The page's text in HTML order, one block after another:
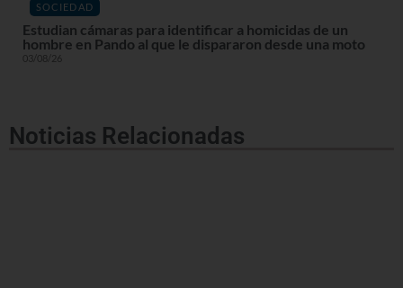
SOCIEDAD
Estudian cámaras para identificar a homicidas de un
hombre en Pando al que le dispararon desde una moto
03/08/26
Noticias Relacionadas